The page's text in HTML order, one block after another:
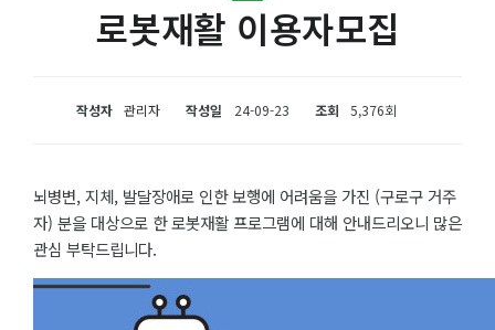
로봇재활 이용자모집
작성자 관리자 작성일 24-09-23 조회 5,376회
뇌병변, 지체, 발달장애로 인한 보행에 어려움을 가진 (구로구 거주
자) 분을 대상으로 한 로봇재활 프로그램에 대해 안내드리오니 많은
관심 부탁드립니다.